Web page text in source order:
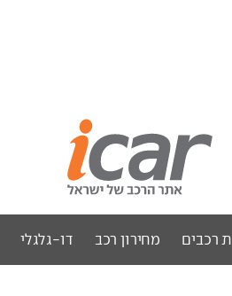
רכבים מחירון רכב דו-גלגלי